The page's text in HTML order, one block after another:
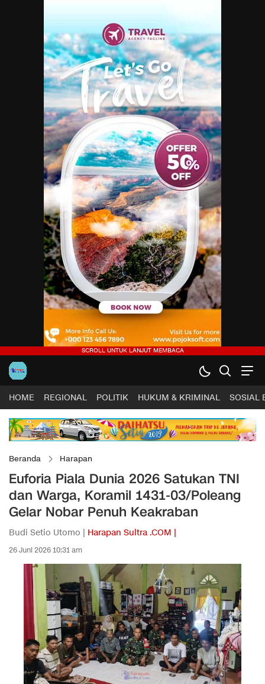
HOME REGIONAL POLITIK HUKUM & KRIMINAL SOSIAL
Beranda Harapan
Euforia Piala Dunia 2026 Satukan TNI
dan Warga, Koramil 1431-03/Poleang
Gelar Nobar Penuh Keakraban
Budi Setio Utomo | Harapan Sultra .COM |
26 Juni 2026 10:31 am